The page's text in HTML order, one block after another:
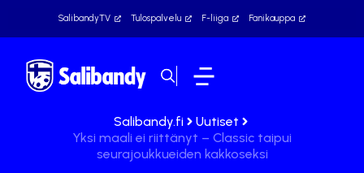
SalibandyTV Tulospalvelu F-liiga Fanikauppa
Salibandy.fi
Uutiset
Yksi maali ei riittänyt – Classic taipui
seurajoukkueiden kakkoseksi